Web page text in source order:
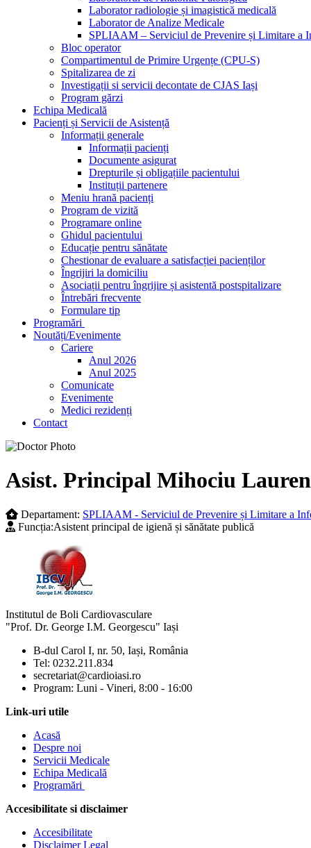
Laborator radiologie și imagistică medicală
Laborator de Analize Medicale
SPLIAAM – Serviciul de Prevenire și Limitare a
Bloc operator
Compartimentul de Primire Urgențe (CPU-S)
Spitalizarea de zi
Investigații si servicii decontate de CJAS Iași
Program gărzi
Echipa Medicală
Pacienți și Servicii de Asistență
Informații generale
Informații pacienți
Documente asigurat
Drepturile și obligațiile pacientului
Instituții partenere
Meniu hrană pacienți
Program de vizită
Programare online
Ghidul pacientului
Educație pentru sănătate
Chestionar de evaluare a satisfacției pacienților
Îngrijiri la domiciliu
Asociații pentru îngrijire și asistentă postspitalizare
Întrebări frecvente
Formulare tip
Programări
Noutăți/Evenimente
Cariere
Anul 2026
Anul 2025
Comunicate
Evenimente
Medici rezidenți
Contact
Skip
content
Asist. Principal Mihociu
Departament: SPLIAAM - Serviciul de Prevenire și Limitare a
Funcția:Asistent principal de igienă și sănătate publică
Institutul de Boli Cardiovasculare
"Prof. Dr. George I.M. Georgescu" Iași
B-dul Carol I, nr. 50, Iași, România
Tel: 0232.211.834
secretariat@cardioiasi.ro
Program: Luni - Vineri, 8:00 - 16:00
Link-uri utile
Acasă
Despre noi
Servicii Medicale
Echipa Medicală
Programări
Accesibilitate si disclaimer
Accesibilitate
Disclaimer Legal